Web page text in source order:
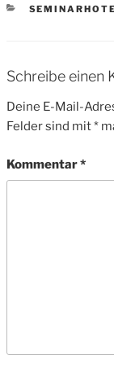
CATEGORIES
Schreibe einen
Deine E-Mail-
Felder sind mit*
Kommentar*